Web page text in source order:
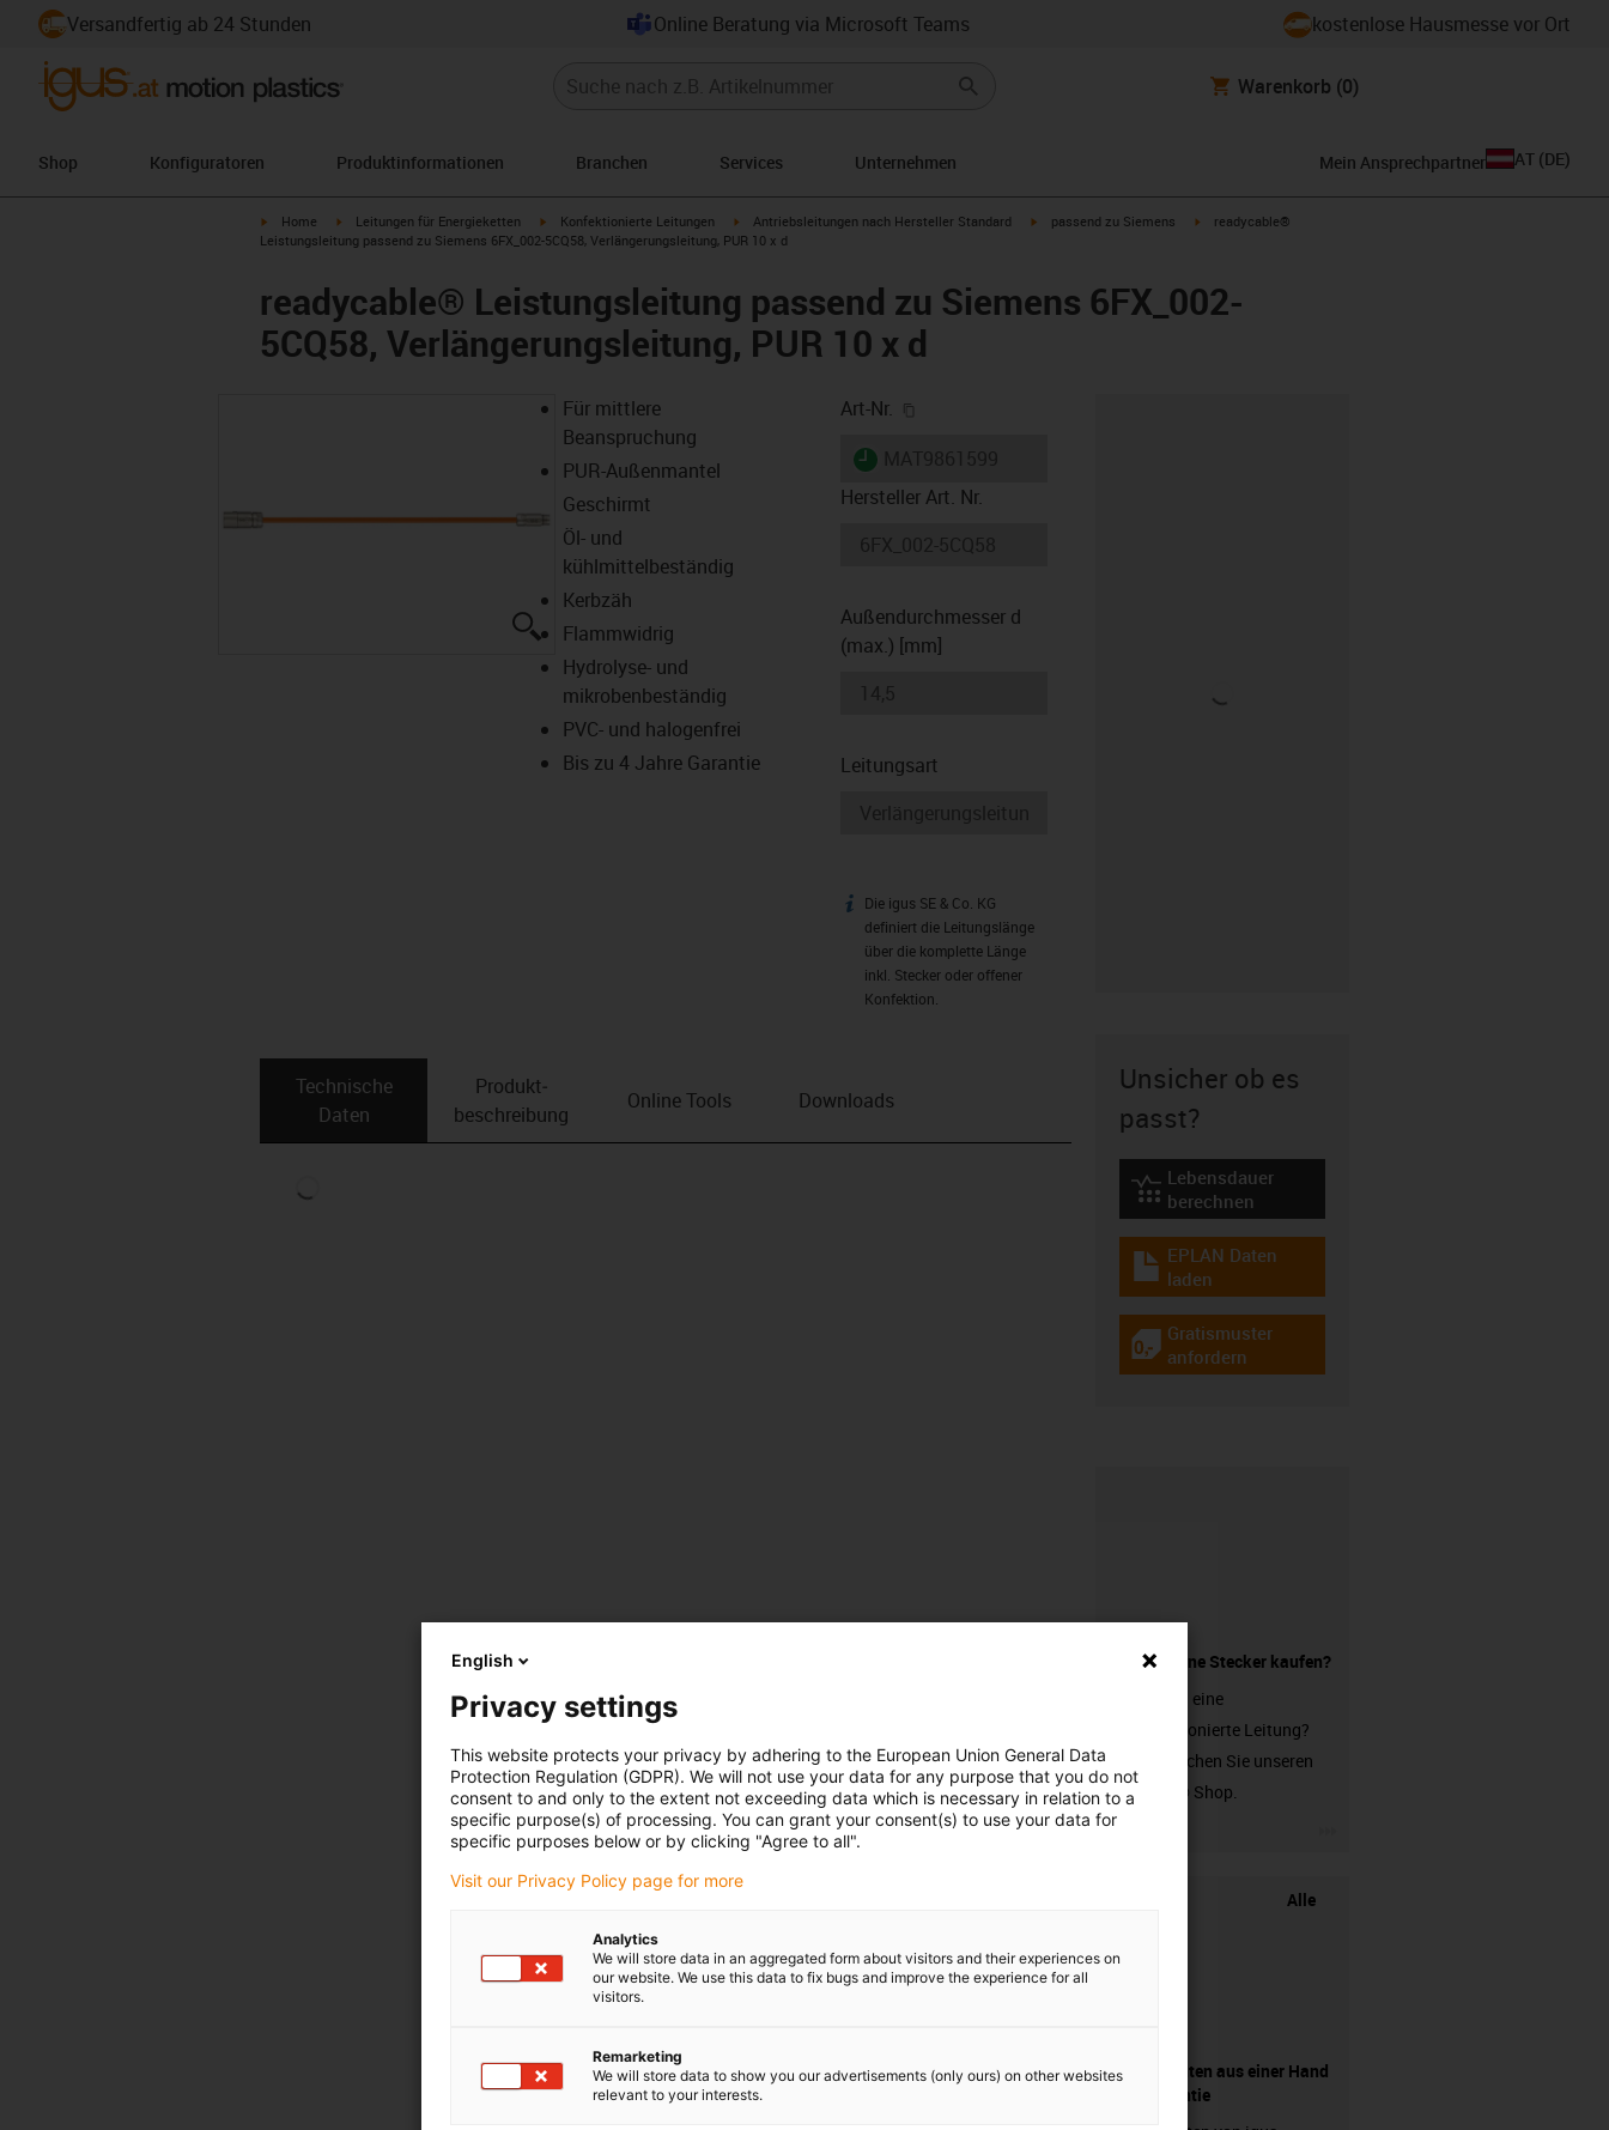
Versandfertig ab 24 Stunden Online Beratung via Microsoft Teams kostenlose Hausmesse vor Ort
Warenkorb (0)
Shop Konfiguratoren Produktinformationen Branchen Services Unternehmen Mein Ansprechpartner AT (DE)
igus-icon-arrow-right
Home igus-icon-arrow-right
Leitungen für Energieketten igus-icon-arrow-right
Konfektionierte Leitungen igus-icon-arrow-right
Antriebsleitungen nach Hersteller Standard igus-icon-arrow-right
passend zu Siemens igus-icon-arrow-right
readycable®
Leistungsleitung passend zu Siemens 6FX_002-5CQ58, Verlängerungsleitung, PUR 10 x d
readycable® Leistungsleitung passend zu Siemens 6FX_002-
5CQ58, Verlängerungsleitung, PUR 10 x d
igus-icon-lupe
Für mittlere
Beanspruchung
PUR-Außenmantel
Geschirmt
Öl- und
kühlmittelbeständig
Kerbzäh
Flammwidrig
Hydrolyse- und
mikrobenbeständig
PVC- und halogenfrei
Bis zu 4 Jahre Garantie
Art-Nr.
igus-icon-lieferzeit
Hersteller Art. Nr.
Außendurchmesser d
(max.) [mm]
Leitungsart
igus-icon-info
Die igus SE & Co. KG
definiert die Leitungslänge
über die komplette Länge
inkl. Stecker oder offener
Konfektion.
Technische
Daten
Produkt­
beschreibung
Online Tools Downloads
Unsicher ob es
passt?
igus-icon-lebensdauerrechner
Lebensdauer
berechnen
igus-icon-download-plan
EPLAN Daten
laden
igus-icon-gratismuster
Gratismuster
anfordern
Leitung ohne Stecker kaufen?
Sie suchen eine
unkonfektionierte Leitung?
Dann besuchen Sie unseren
chainflex® Shop.
Alle
Komponenten aus einer Hand
- mit Garantie
English
Privacy settings
This website protects your privacy by adhering to the European Union General Data
Protection Regulation (GDPR). We will not use your data for any purpose that you do not
consent to and only to the extent not exceeding data which is necessary in relation to a
specific purpose(s) of processing. You can grant your consent(s) to use your data for
specific purposes below or by clicking "Agree to all".
Visit our Privacy Policy page for more
Analytics
We will store data in an aggregated form about visitors and their experiences on
our website. We use this data to fix bugs and improve the experience for all
visitors.
Remarketing
We will store data to show you our advertisements (only ours) on other websites
relevant to your interests.